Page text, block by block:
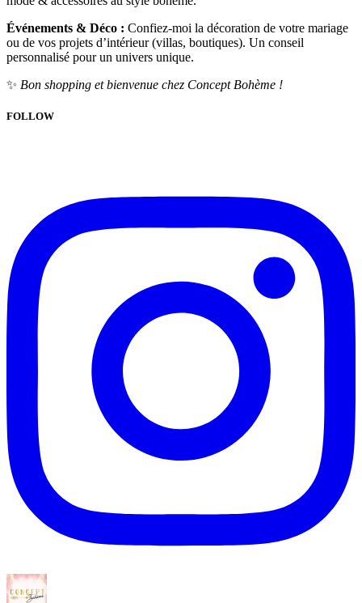
Événements & Déco : Confiez-moi la décoration de votre mariage
ou de vos projets d’intérieur (villas, boutiques). Un conseil
personnalisé pour un univers unique.
✨ Bon shopping et bienvenue chez Concept Bohème !
FOLLOW